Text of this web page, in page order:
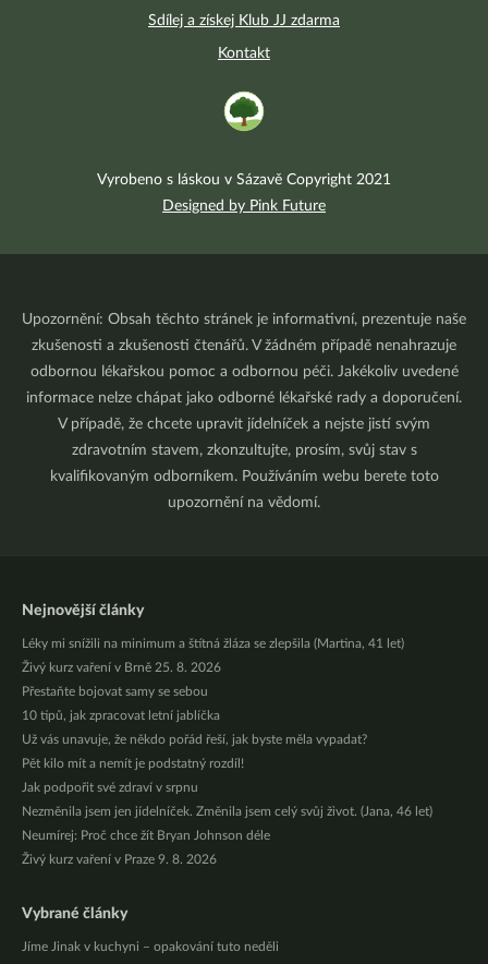
Sdílej a získej Klub JJ zdarma
Kontakt
Vyrobeno s láskou v Sázavě Copyright 2021
Designed by Pink Future
Upozornění: Obsah těchto stránek je informativní, prezentuje naše
zkušenosti a zkušenosti čtenářů. V žádném případě nenahrazuje
odbornou lékařskou pomoc a odbornou péči. Jakékoliv uvedené
informace nelze chápat jako odborné lékařské rady a doporučení.
V případě, že chcete upravit jídelníček a nejste jistí svým
zdravotním stavem, zkonzultujte, prosím, svůj stav s
kvalifikovaným odborníkem. Používáním webu berete toto
upozornění na vědomí.
Nejnovější články
Léky mi snížili na minimum a štítná žláza se zlepšila (Martina, 41 let)
Živý kurz vaření v Brně 25. 8. 2026
Přestaňte bojovat samy se sebou
10 tipů, jak zpracovat letní jablíčka
Už vás unavuje, že někdo pořád řeší, jak byste měla vypadat?
Pět kilo mít a nemít je podstatný rozdíl!
Jak podpořit své zdraví v srpnu
Nezměnila jsem jen jídelníček. Změnila jsem celý svůj život. (Jana, 46 let)
Neumírej: Proč chce žít Bryan Johnson déle
Živý kurz vaření v Praze 9. 8. 2026
Vybrané články
Jíme Jinak v kuchyni – opakování tuto neděli